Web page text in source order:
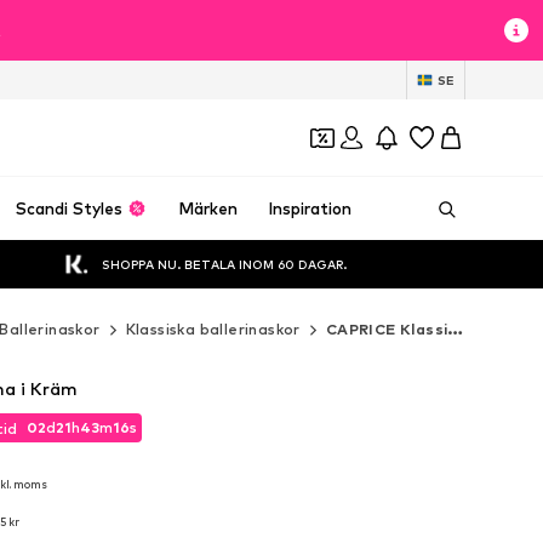
SE
Scandi Styles Märken Inspiration
SHOPPA NU. BETALA INOM 60 DAGAR.
Ballerinaskor Klassiska ballerinaskor CAPRICE Klassiska ballerinaskor
02d21h43m14s
moms
kr
02d21h43m14s
i Kräm